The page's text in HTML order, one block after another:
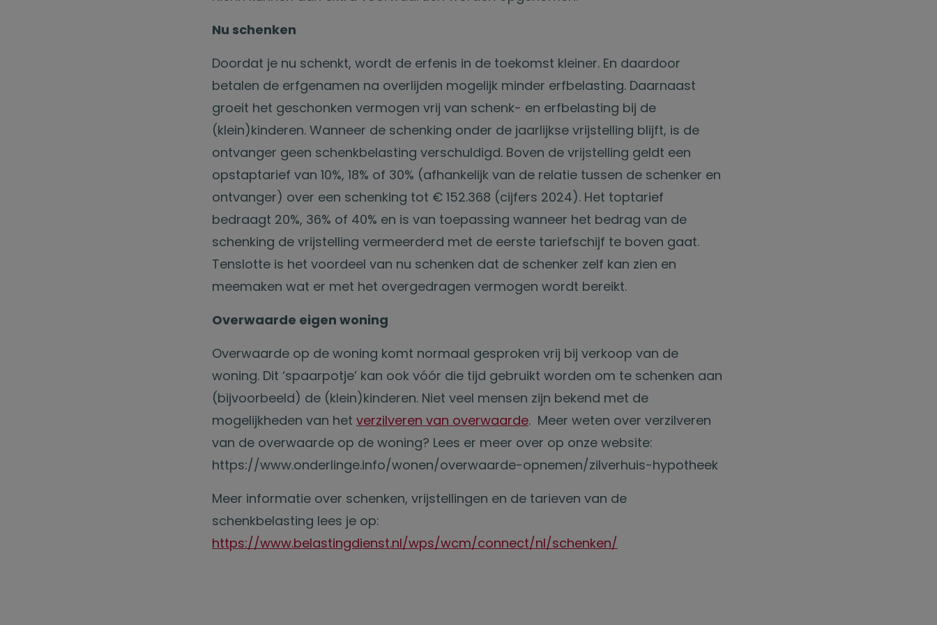
Nu schenken
Doordat je nu schenkt, wordt de erfenis in de toekomst kleiner. En daardoor
betalen de erfgenamen na overlijden mogelijk minder erfbelasting. Daarnaast
groeit het geschonken vermogen vrij van schenk- en erfbelasting bij de
(klein)kinderen. Wanneer de schenking onder de jaarlijkse vrijstelling blijft, is de
ontvanger geen schenkbelasting verschuldigd. Boven de vrijstelling geldt een
opstaptarief van 10%, 18% of 30% (afhankelijk van de relatie tussen de schenker en
ontvanger) over een schenking tot € 152.368 (cijfers 2024). Het toptarief
bedraagt 20%, 36% of 40% en is van toepassing wanneer het bedrag van de
schenking de vrijstelling vermeerderd met de eerste tariefschijf te boven gaat.
Tenslotte is het voordeel van nu schenken dat de schenker zelf kan zien en
meemaken wat er met het overgedragen vermogen wordt bereikt.
Overwaarde eigen woning
Overwaarde op de woning komt normaal gesproken vrij bij verkoop van de
woning. Dit ‘spaarpotje’ kan ook vóór die tijd gebruikt worden om te schenken aan
(bijvoorbeeld) de (klein)kinderen. Niet veel mensen zijn bekend met de
mogelijkheden van het verzilveren van overwaarde. Meer weten over verzilveren
van de overwaarde op de woning? Lees er meer over op onze website:
https://www.onderlinge.info/wonen/overwaarde-opnemen/zilverhuis-hypotheek
Meer informatie over schenken, vrijstellingen en de tarieven van de
schenkbelasting lees je op:
https://www.belastingdienst.nl/wps/wcm/connect/nl/schenken/